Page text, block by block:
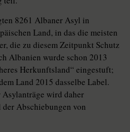
8261 Albaner Asyl in
Land, in das die meisten
die zu diesem Zeitpunkt Schutz
Albanien wurde schon 2013
Herkunftsland“ eingestuft;
Land 2015 dasselbe Label.
wird daher
Abschiebungen von